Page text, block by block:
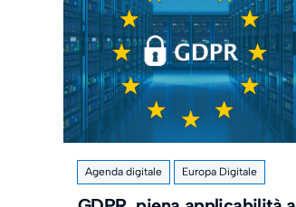
Agenda digitale Europa Digitale